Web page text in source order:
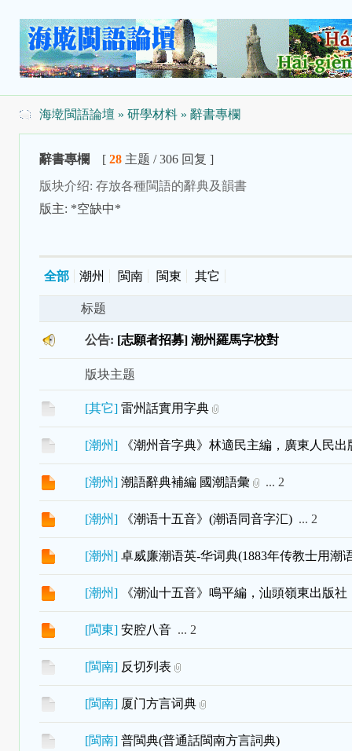
海墘閩語論壇 » 研學材料» 辭書專欄
辭書專欄 [ 28主题 / 306 回复 ]
版块介绍: 存放各種閩語的辭典及韻書
版主: *空缺中*
全部 潮州 閩南 閩東 其它
标题
公告: [志願者招募] 潮州羅馬字校對
版块主题
[其它] 雷州話實用字典
[潮州] 《潮州音字典》林適民主編，廣東人民出
[潮州] 潮語辭典補編 國潮語彙 ... 2
[潮州] 《潮语十五音》(潮语同音字汇) ... 2
[潮州] 卓威廉潮语英-华词典(1883年传教士用潮
[潮州] 《潮汕十五音》鳴平編，汕頭嶺東出版社
[閩東] 安腔八音 ... 2
[閩南] 反切列表
[閩南] 厦门方言词典
[閩南] 普閩典(普通話閩南方言詞典)